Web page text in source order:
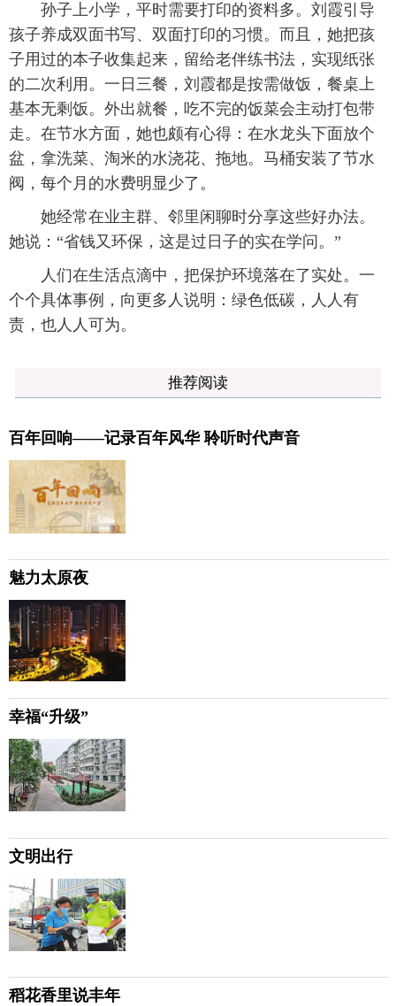
孙子上小学，平时需要打印的资料多。刘霞引导
孩子养成双面书写、双面打印的习惯。而且，她把孩
子用过的本子收集起来，留给老伴练书法，实现纸张
的二次利用。一日三餐，刘霞都是按需做饭，餐桌上
基本无剩饭。外出就餐，吃不完的饭菜会主动打包带
走。在节水方面，她也颇有心得：在水龙头下面放个
盆，拿洗菜、淘米的水浇花、拖地。马桶安装了节水
阀，每个月的水费明显少了。
她经常在业主群、邻里闲聊时分享这些好办法。
她说：“省钱又环保，这是过日子的实在学问。”
人们在生活点滴中，把保护环境落在了实处。一
个个具体事例，向更多人说明：绿色低碳，人人有
责，也人人可为。
推荐阅读
百年回响——记录百年风华 聆听时代声音
魅力太原夜
幸福“升级”
文明出行
稻花香里说丰年